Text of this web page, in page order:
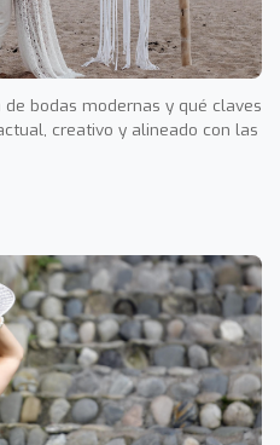
bodas modernas y qué claves
creativo y alineado con las